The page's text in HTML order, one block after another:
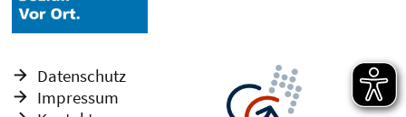
Datenschutz
Impressum